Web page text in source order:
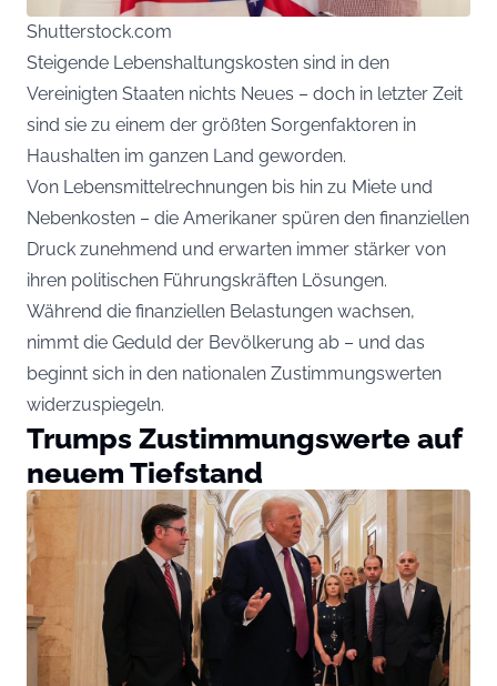
Shutterstock.com
Steigende Lebenshaltungskosten sind in den
Vereinigten Staaten nichts Neues – doch in letzter Zeit
sind sie zu einem der größten Sorgenfaktoren in
Haushalten im ganzen Land geworden.
Von Lebensmittelrechnungen bis hin zu Miete und
Nebenkosten – die Amerikaner spüren den finanziellen
Druck zunehmend und erwarten immer stärker von
ihren politischen Führungskräften Lösungen.
Während die finanziellen Belastungen wachsen,
nimmt die Geduld der Bevölkerung ab – und das
beginnt sich in den nationalen Zustimmungswerten
widerzuspiegeln.
Trumps Zustimmungswerte auf
neuem Tiefstand